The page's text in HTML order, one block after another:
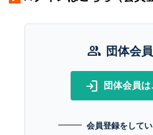
group 団体会
login 団体会員は
会員登録をして